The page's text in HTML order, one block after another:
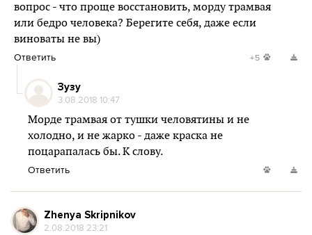
вопрос - что проще восстановить, морду трамвая
или бедро человека? Берегите себя, даже если
виноваты не вы)
Ответить +5
Зузу
3.08.2018 10:47
Морде трамвая от тушки человятины и не
холодно, и не жарко - даже краска не
поцарапалась бы. К слову.
Ответить
Zhenya Skripnikov
2.08.2018 23:21